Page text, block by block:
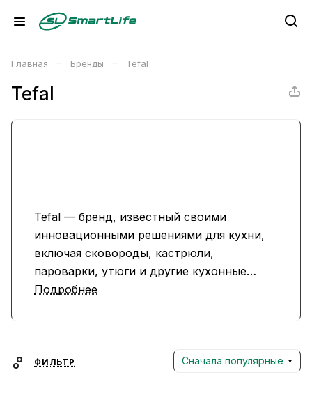
Главная – Бренды – Tefal
Tefal
Tefal — бренд, известный своими
инновационными решениями для кухни,
включая сковороды, кастрюли,
пароварки, утюги и другие кухонные
приборы. Продукция Tefal отличается
приготовления еды простым и удобным, а
Подробнее
ФИЛЬТР Сначала популярные